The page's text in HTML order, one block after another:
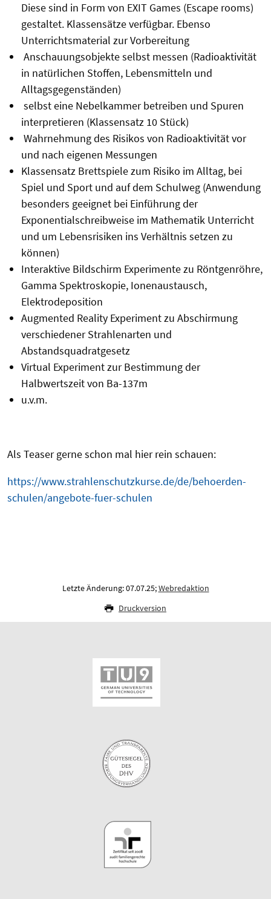
Diese sind in Form von EXIT Games (Escape rooms)
gestaltet. Klassensätze verfügbar. Ebenso
Unterrichtsmaterial zur Vorbereitung
Anschauungsobjekte selbst messen (Radioaktivität
in natürlichen Stoffen, Lebensmitteln und
Alltagsgegenständen)
selbst eine Nebelkammer betreiben und Spuren
interpretieren (Klassensatz 10 Stück)
Wahrnehmung des Risikos von Radioaktivität vor
und nach eigenen Messungen
Klassensatz Brettspiele zum Risiko im Alltag, bei
Spiel und Sport und auf dem Schulweg (Anwendung
besonders geeignet bei Einführung der
Exponentialschreibweise im Mathematik Unterricht
und um Lebensrisiken ins Verhältnis setzen zu
können)
Interaktive Bildschirm Experimente zu Röntgenröhre,
Gamma Spektroskopie, Ionenaustausch,
Elektrodeposition
Augmented Reality Experiment zu Abschirmung
verschiedener Strahlenarten und
Abstandsquadratgesetz
Virtual Experiment zur Bestimmung der
Halbwertszeit von Ba-137m
u.v.m.
Als Teaser gerne schon mal hier rein schauen:
https://www.strahlenschutzkurse.de/de/behoerden-
schulen/angebote-fuer-schulen
Letzte Änderung: 07.07.25;Webredaktion
Druckversion